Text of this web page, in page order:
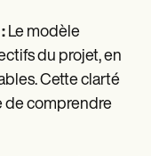
Le modèle
du projet, en
Cette clarté
de comprendre